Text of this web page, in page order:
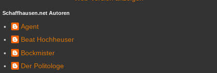
Schaffhausen.net Autoren
Agent
Beat Hochheuser
Bockmister
Der Politologe